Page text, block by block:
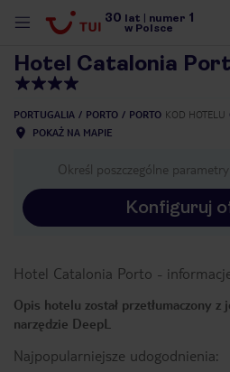
30 lat numer 1
w Polsce
Hotel Catalonia
PORTUGALIA PORTO PORTO KOD HOTELU
POKAŻ NA MAPIE
Określ poszczególne
Konfiguruj
Hotel Catalonia Porto -
Opis hotelu został przetłumaczony
narzędzie DeepL
Najpopularniejsze udogodnienia: